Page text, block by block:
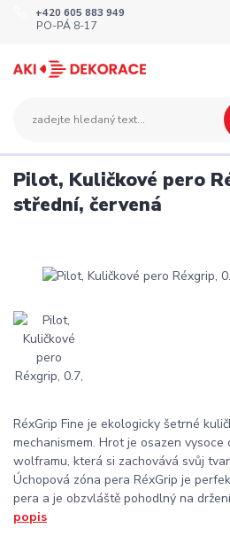
+420 605 883 949
PO-PÁ 8-17
Pilot, Kuličkové pero
střední, červená
RéxGrip Fine je ekologicky šetrné
mechanismem. Hrot je osazen
wolframu, která si zachovává svůj
Úchopová zóna pera RéxGrip je
pera a je obzvláště pohodlný na
popis